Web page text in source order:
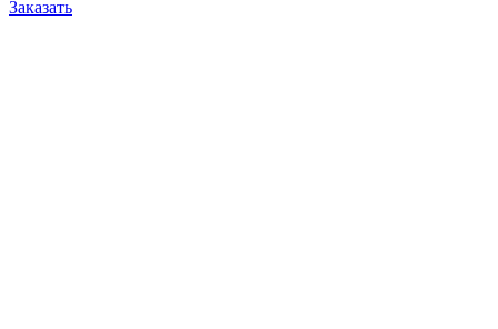
Заказать